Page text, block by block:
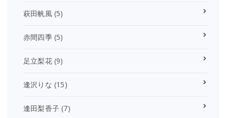
萩田帆風(5)
赤間四季(5)
足立梨花(9)
逢沢りな (15)
逢田梨香子 (7)